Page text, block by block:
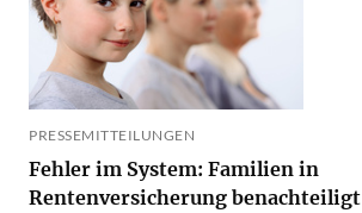
PRESSEMITTEILUNGEN
Fehler im System: Familien in
Rentenversicherung benachteiligt